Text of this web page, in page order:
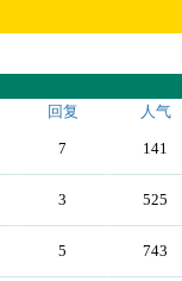
回复 人气
7 141
3 525
5 743